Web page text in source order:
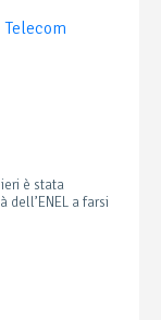
Telecom
è stata
a farsi